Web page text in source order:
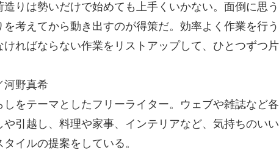
りは勢いだけで始めても上手くいかない。面倒に思
を考えてから動き出すのが得策だ。効率よく作業を行
ければならない作業をリストアップして、ひとつずつ片
河野真希
しをテーマとしたフリーライター。ウェブや雑誌など
や引越し、料理や家事、インテリアなど、気持ちのい
タイルの提案をしている。